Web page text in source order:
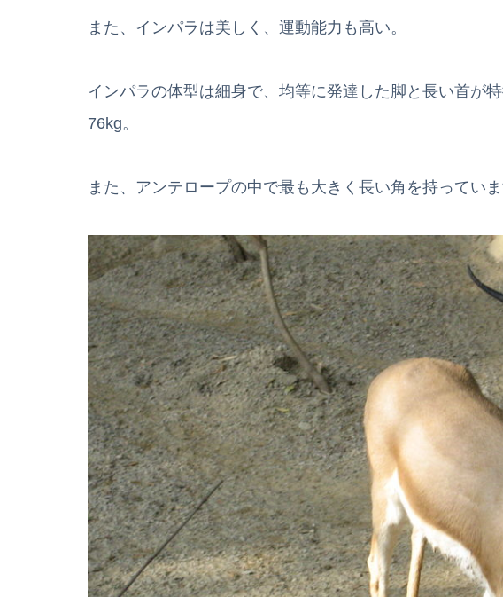
また、インパラは美しく、運動能力も高い。
インパラの体型は細身で、均等に発達した脚と長い首が
76kg。
また、アンテロープの中で最も大きく長い角を持っていま